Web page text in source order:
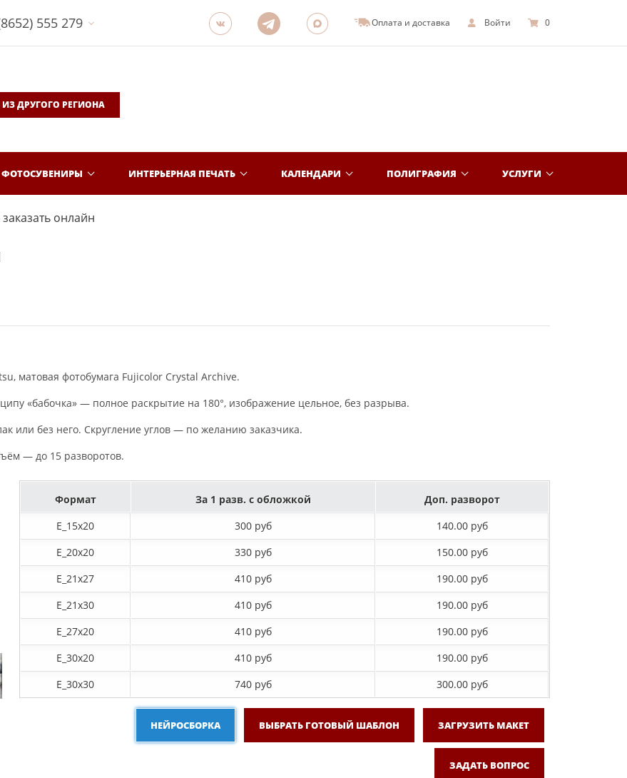
555 279 Оплата и доставка Войти 0
ИЗ ДРУГОГО РЕГИОНА
ФОТОСУВЕНИРЫ ИНТЕРЬЕРНАЯ ПЕЧАТЬ КАЛЕНДАРИ ПОЛИГРАФИЯ УСЛУГИ
онлайн
матовая фотобумага Fujicolor Crystal Archive.
«бабочка» — полное раскрытие на 180°, изображение цельное, без разрыва.
или без него. Скругление углов — по желанию заказчика.
— до 15 разворотов.
Формат За 1 разв. с обложкой
Доп. разворот
E_15х20
300 руб
140.00 руб
E_20х20
330 руб
150.00 руб
E_21х27
410 руб
190.00 руб
E_21х30
410 руб
190.00 руб
E_27x20
410 руб
190.00 руб
E_30x20
410 руб
190.00 руб
E_30х30
740 руб 300.00 руб
НЕЙРОСБОРКА ВЫБРАТЬ ГОТОВЫЙ ШАБЛОН ЗАГРУЗИТЬ МАКЕТ
ЗАДАТЬ ВОПРОС